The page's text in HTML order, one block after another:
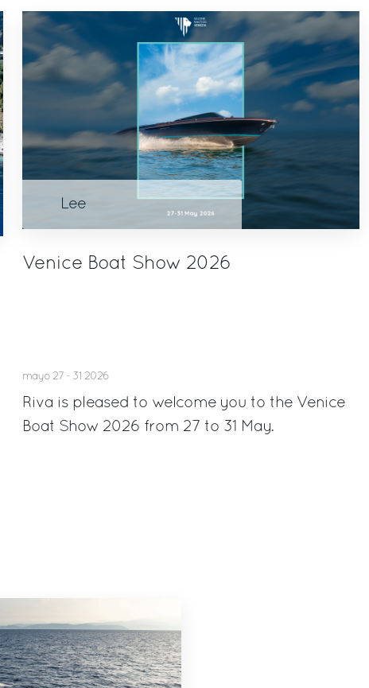
Lee
Venice Boat Show 2026
mayo 27 - 31 2026
Riva is pleased to welcome you to the Venice
Boat Show 2026 from 27 to 31 May.